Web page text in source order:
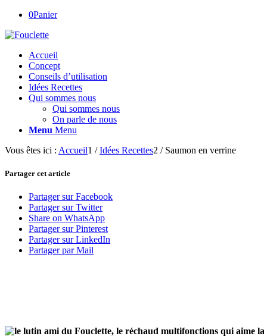
0Panier
Accueil
Concept
Conseils d’utilisation
Idées Recettes
Qui sommes nous
Qui sommes nous
On parle de nous
Menu Menu
Vous êtes ici : Accueil1 / Idées Recettes2 / Saumon en verrine
Partager cet article
Partager sur Facebook
Partager sur Twitter
Share on WhatsApp
Partager sur Pinterest
Partager sur LinkedIn
Partager par Mail